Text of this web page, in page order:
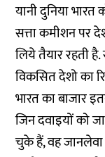
यानी दुनिया
सत्ता कमीशन पर
लिये तैयार रहती
विकसित देशो का
भारत का बाजार
जिन दवाइयों को
चुके हैं, वह जानलेवा